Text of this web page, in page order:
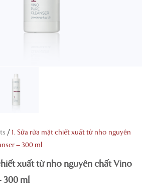
/ 1. Sữa rửa mặt chiết xuất từ nho nguyên
– 300 ml
xuất từ nho nguyên chất Vino
300 ml